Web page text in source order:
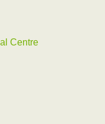
Centre